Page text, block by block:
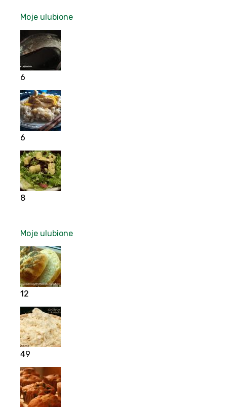
Moje ulubione
6
6
8
Moje ulubione
12
49